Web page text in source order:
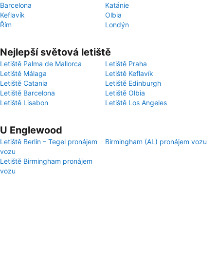
Barcelona
Katánie
Keflavík
Olbia
Řím
Londýn
Nejlepší světová letiště
Letiště Palma de Mallorca
Letiště Praha
Letiště Málaga
Letiště Keflavík
Letiště Catania
Letiště Edinburgh
Letiště Barcelona
Letiště Olbia
Letiště Lisabon
Letiště Los Angeles
U Englewood
Letiště Berlín – Tegel pronájem
vozu
Birmingham (AL) pronájem vozu
Letiště Birmingham pronájem
vozu